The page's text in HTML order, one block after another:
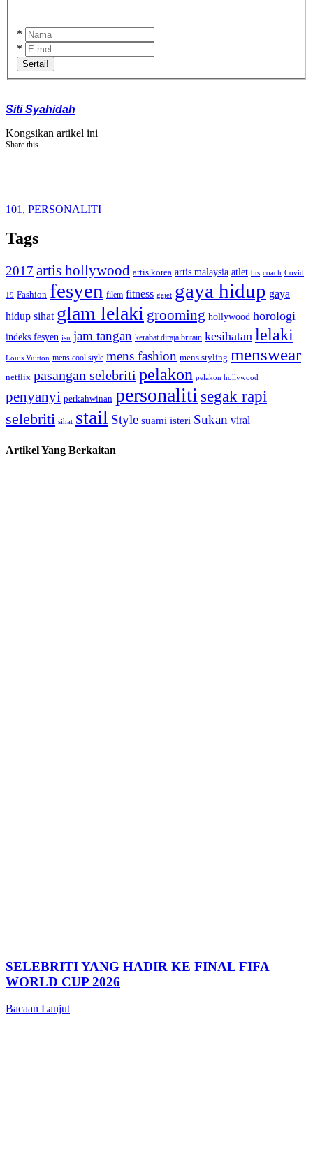
*
*
Sertai!
Siti Syahidah
Kongsikan artikel ini
Share this...
101 , PERSONALITI
Tags
2017 artis hollywood artis korea artis malaysia atlet bts coach Covid
19 Fashion fesyen filem fitness gajet gaya hidup gaya
hidup sihat glam lelaki grooming hollywood horologi
indeks fesyen isu jam tangan kerabat diraja britain kesihatan lelaki
Louis Vuitton mens cool style mens fashion mens styling menswear
netflix pasangan selebriti pelakon pelakon hollywood
penyanyi perkahwinan personalitisegak rapi
selebriti sihat stail Style suami isteri Sukan viral
Artikel Yang Berkaitan
SELEBRITI YANG HADIR KE FINAL FIFA
WORLD CUP 2026
Bacaan Lanjut